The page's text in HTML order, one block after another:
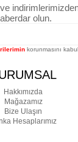
olun.
korunmasını
Hakkımızda
Mağazamız
Bize Ulaşın
Hesaplarımız